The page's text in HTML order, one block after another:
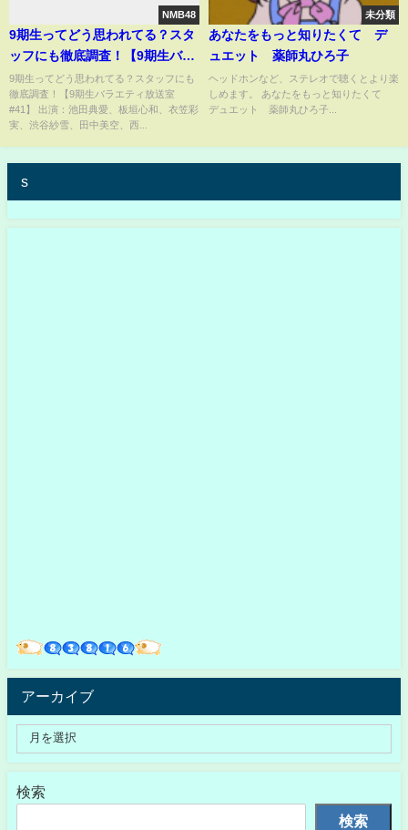
NMB48
9期生ってどう思われてる？スタ
ッフにも徹底調査！【9期生バラ
エティ放送室#41】
9期生ってどう思われてる？スタッフにも
徹底調査！【9期生バラエティ放送室
#41】 出演：池田典愛、板垣心和、衣笠彩
実、渋谷紗雪、田中美空、西...
未分類
あなたをもっと知りたくて デ
ュエット 薬師丸ひろ子
ヘッドホンなど、ステレオで聴くとより楽
しめます。 あなたをもっと知りたくて
デュエット 薬師丸ひろ子...
s
アーカイブ
検索
検索